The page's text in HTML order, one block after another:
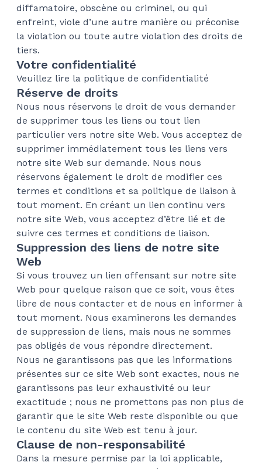
diffamatoire, obscène ou criminel, ou qui
enfreint, viole d’une autre manière ou préconise
la violation ou toute autre violation des droits de
tiers.
Votre confidentialité
Veuillez lire la politique de confidentialité
Réserve de droits
Nous nous réservons le droit de vous demander
de supprimer tous les liens ou tout lien
particulier vers notre site Web. Vous acceptez de
supprimer immédiatement tous les liens vers
notre site Web sur demande. Nous nous
réservons également le droit de modifier ces
termes et conditions et sa politique de liaison à
tout moment. En créant un lien continu vers
notre site Web, vous acceptez d’être lié et de
suivre ces termes et conditions de liaison.
Suppression des liens de notre site
Web
Si vous trouvez un lien offensant sur notre site
Web pour quelque raison que ce soit, vous êtes
libre de nous contacter et de nous en informer à
tout moment. Nous examinerons les demandes
de suppression de liens, mais nous ne sommes
pas obligés de vous répondre directement.
Nous ne garantissons pas que les informations
présentes sur ce site Web sont exactes, nous ne
garantissons pas leur exhaustivité ou leur
exactitude ; nous ne promettons pas non plus de
garantir que le site Web reste disponible ou que
le contenu du site Web est tenu à jour.
Clause de non-responsabilité
Dans la mesure permise par la loi applicable,